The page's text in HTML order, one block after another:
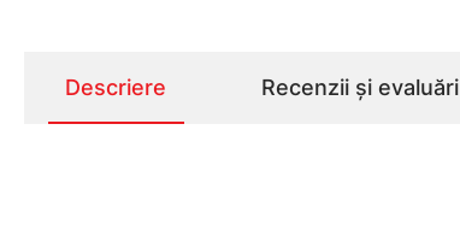
Descriere Recenzii și evaluări